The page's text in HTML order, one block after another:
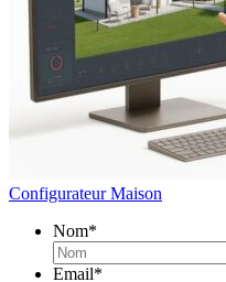
Configurateur Maison
Nom*
Email*